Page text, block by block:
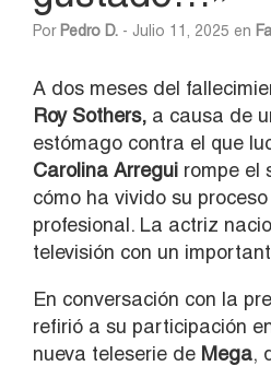
Por Pedro D. - Julio 11, 2025 en
A dos meses del
Roy Sothers, a causa de
estómago contra el que
Carolina Arregui rompe el
cómo ha vivido su
profesional. La actriz
televisión con un
En conversación con la
refirió a su participación
nueva teleserie de Mega,